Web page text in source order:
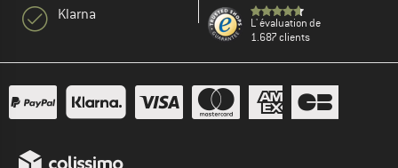
Klarna
L' évaluation de
1.687 clients